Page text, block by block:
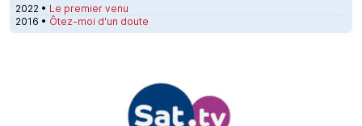
2022 • Le premier venu
2016 • Ôtez-moi d'un doute